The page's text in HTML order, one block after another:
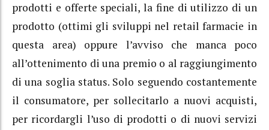
prodotti e offerte speciali, la fine di utilizzo di un
prodotto (ottimi gli sviluppi nel retail farmacie in
questa area) oppure l’avviso che manca poco
all’ottenimento di una premio o al raggiungimento
di una soglia status. Solo seguendo costantemente
il consumatore, per sollecitarlo a nuovi acquisti,
per ricordargli l’uso di prodotti o di nuovi servizi